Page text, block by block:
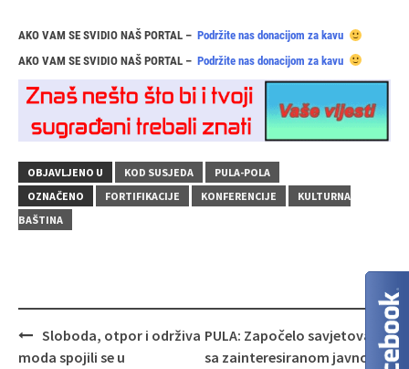
AKO VAM SE SVIDIO NAŠ PORTAL – Podržite nas donacijom za kavu
AKO VAM SE SVIDIO NAŠ PORTAL – Podržite nas donacijom za kavu
OBJAVLJENO U KOD SUSJEDA
PULA-POLA
OZNAČENO
FORTIFIKACIJE KONFERENCIJE
KULTURNA
BAŠTINA
Navigacija
objava
Sloboda, otpor i održiva
moda spojili se u
PULA: Započelo savjetovanje
sa zainteresiranom javnošću